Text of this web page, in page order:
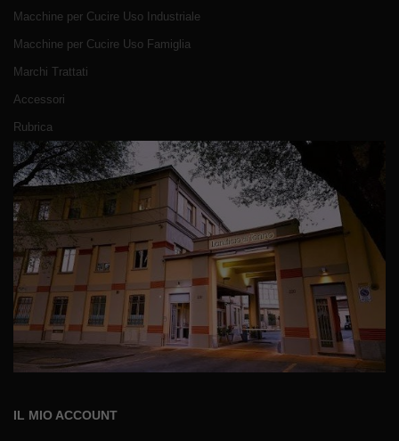
Macchine per Cucire Uso Industriale
Macchine per Cucire Uso Famiglia
Marchi Trattati
Accessori
Rubrica
IL MIO ACCOUNT